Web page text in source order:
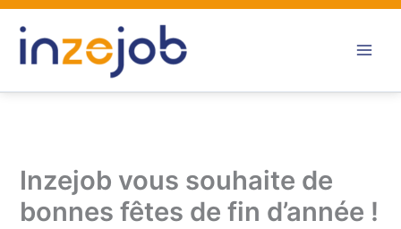
Aller
contenu
Inzejob vous souhaite de
bonnes fêtes de fin d’année !